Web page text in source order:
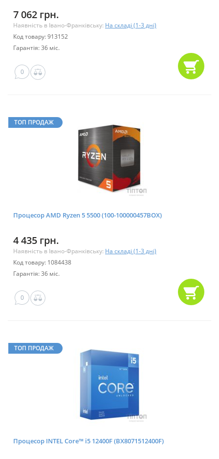
7 062 грн.
Наявність в Івано-Франківську: На складі (1-3 дні)
Код товару: 913152
Гарантія: 36 міс.
0
ТОП ПРОДАЖ
Процесор AMD Ryzen 5 5500 (100-100000457BOX)
4 435 грн.
Наявність в Івано-Франківську: На складі (1-3 дні)
Код товару: 1084438
Гарантія: 36 міс.
0
ТОП ПРОДАЖ
Процесор INTEL Core™ i5 12400F (BX8071512400F)